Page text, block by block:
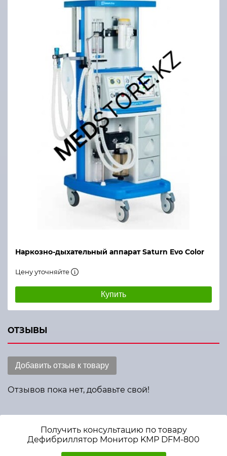
Наркозно-дыхательный аппарат Saturn Evo Color
Цену уточняйте
Купить
ОТЗЫВЫ
Добавить отзыв к товару
Отзывов пока нет, добавьте свой!
Получить консультацию по товару
Дефибриллятор Монитор KМР DFМ-800